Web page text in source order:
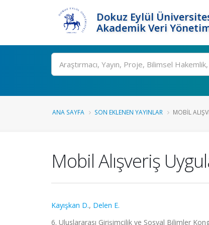
Dokuz Eylül
Akademik Veri
Ara
ANA SAYFA SON EKLENEN YAYINLAR MOBIL
Mobil Alışveriş
Kayışkan D., Delen E.
6. Uluslararası Girişimcilik ve Sosyal Bilimler